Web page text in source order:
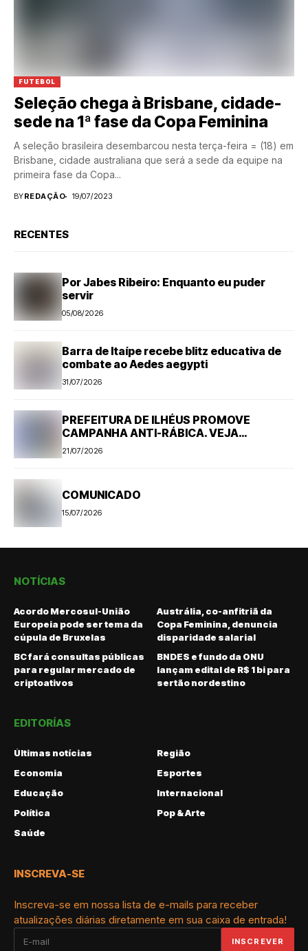
FUTEBOL
Seleção chega à Brisbane, cidade-
sede na 1ª fase da Copa Feminina
A seleção brasileira desembarcou nesta terça-feira = (18) em
Brisbane, cidade australiana que será a sede da equipe na
primeira fase da Copa...
BYREDAÇÃO 19/07/2023
RECENTES
Por Jabes Ribeiro: Enquanto eu puder
servir
05/08/2026
Barra de Itaípe recebe blitz educativa de
combate ao Aedes aegypti
31/07/2026
PREFEITURA DE ILHÉUS PROMOVE
CAMPANHA ANTI-RÁBICA. VEJA
PROGRAMAÇÃO
21/07/2026
COMUNICADO
15/07/2026
NOTÍCIAS
Acordo Mercosul-União
Europeia pode ser tema da
cúpula de Bruxelas
Austrália, co-anfitriã da
Copa Feminina, denuncia
disparidade salarial
BC fará consultas públicas
para regular mercado de
criptoativos
BNDES e fundo da ONU
lançam edital de R$ 1 bi para
sertão nordestino
EDITORÍAS
Últimas notícias
Região
Economia
Esportes
Educação
Internacional
Política
Pop & Arte
Saúde
INSCREVA-SE
Inscreva-se em nossa lista de e-mails para receber
atualizações diárias diretamente em sua caixa de entrada!